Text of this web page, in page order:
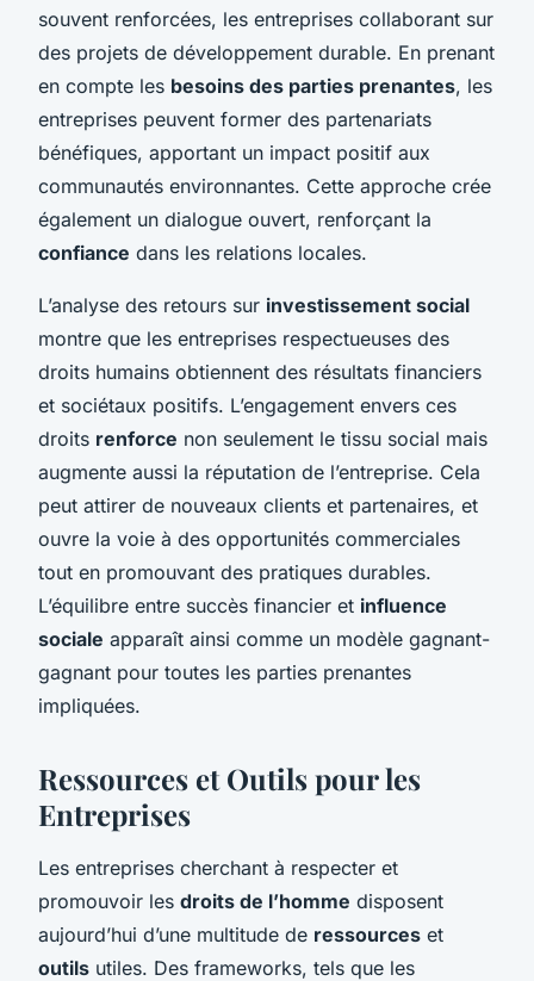
souvent renforcées, les entreprises collaborant sur
des projets de développement durable. En prenant
en compte les besoins des parties prenantes, les
entreprises peuvent former des partenariats
bénéfiques, apportant un impact positif aux
communautés environnantes. Cette approche crée
également un dialogue ouvert, renforçant la
confiance dans les relations locales.
L’analyse des retours sur investissement social
montre que les entreprises respectueuses des
droits humains obtiennent des résultats financiers
et sociétaux positifs. L’engagement envers ces
droits renforce non seulement le tissu social mais
augmente aussi la réputation de l’entreprise. Cela
peut attirer de nouveaux clients et partenaires, et
ouvre la voie à des opportunités commerciales
tout en promouvant des pratiques durables.
L’équilibre entre succès financier et influence
sociale apparaît ainsi comme un modèle gagnant-
gagnant pour toutes les parties prenantes
impliquées.
Ressources et Outils pour les
Entreprises
Les entreprises cherchant à respecter et
promouvoir les droits de l’homme disposent
aujourd’hui d’une multitude de ressources et
outils utiles. Des frameworks, tels que les